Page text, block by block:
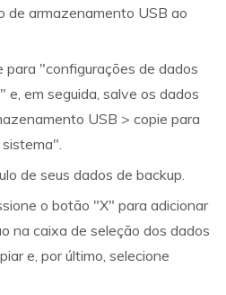
de armazenamento USB ao
"configurações de dados
e, em seguida, salve os dados
USB > copie para
de seus dados de backup.
o botão "X" para adicionar
na caixa de seleção dos dados
e, por último, selecione